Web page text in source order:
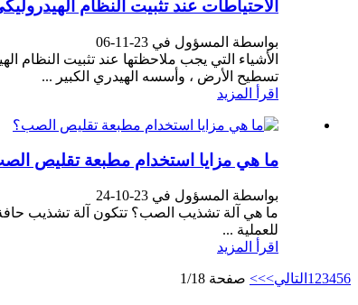
الاحتياطات عند تثبيت النظام
بواسطة المسؤول في 23-11-06
تسطيح الأرض ، وأسسه الهيدري الكبير ...
اقرأ المزيد
ما هي مزايا استخدام مطبعة تقليص
بواسطة المسؤول في 23-10-24
ما هي آلة تشذيب الصب؟ تتكون آلة تشذيب
للعملية ...
اقرأ المزيد
1 23456 التالي>>> صفحة 1/18